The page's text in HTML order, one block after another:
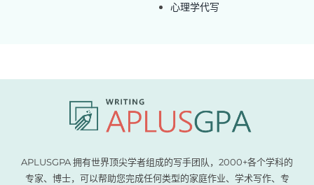
心理学代写
APLUSGPA 拥有世界顶尖学者组成的写手团队，2000+各个学科的
专家、博士，可以帮助您完成任何类型的家庭作业、学术写作、专